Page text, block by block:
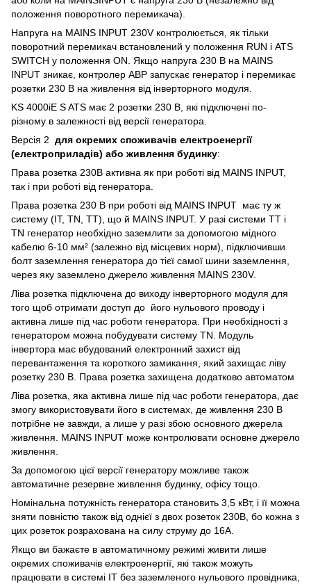
положення поворотного перемикача).
Напруга на MAINS INPUT 230V контролюється, як тільки
поворотний перемикач встановлений у положення RUN і ATS
SWITCH у положення ON. Якщо напруга 230 В на MAINS
INPUT зникає, контролер АВР запускає генератор і перемикає
розетки 230 В на живлення від інверторного модуля.
KS 4000iE S ATS має 2 розетки 230 В, які підключені по-
різному в залежності від версії генератора.
Версія 2 для окремих споживачів електроенергії
(електроприладів) або живлення будинку:
Права розетка 230В активна як при роботі від MAINS INPUT,
так і при роботі від генератора.
Права розетка 230 В при роботі від MAINS INPUT має ту ж
систему (IT, TN, TT), що й MAINS INPUT. У разі системи TT і
TN генератор необхідно заземлити за допомогою мідного
кабелю 6-10 мм² (залежно від місцевих норм), підключивши
болт заземлення генератора до тієї самої шини заземлення,
через яку заземлено джерело живлення MAINS 230V.
Ліва розетка підключена до виходу інверторного модуля для
того щоб отримати доступ до його нульового проводу і
активна лише під час роботи генератора. При необхідності з
генератором можна побудувати систему TN. Модуль
інвертора має вбудований електронний захист від
перевантаження та короткого замикання, який захищає ліву
розетку 230 В. Права розетка захищена додатково автоматом
Ліва розетка, яка активна лише під час роботи генератора, дає
змогу використовувати його в системах, де живлення 230 В
потрібне не завжди, а лише у разі збою основного джерела
живлення. MAINS INPUT може контролювати основне джерело
живлення.
За допомогою цієї версії генератору можливе також
автоматичне резервне живлення будинку, офісу тощо.
Номінальна потужність генератора становить 3,5 кВт, і її можна
зняти повністю також від однієї з двох розеток 230В, бо кожна з
цих розеток розрахована на силу струму до 16А.
Якщо ви бажаєте в автоматичному режимі живити лише
окремих споживачів електроенергії, які також можуть
працювати в системі IT без заземленого нульового провідника,